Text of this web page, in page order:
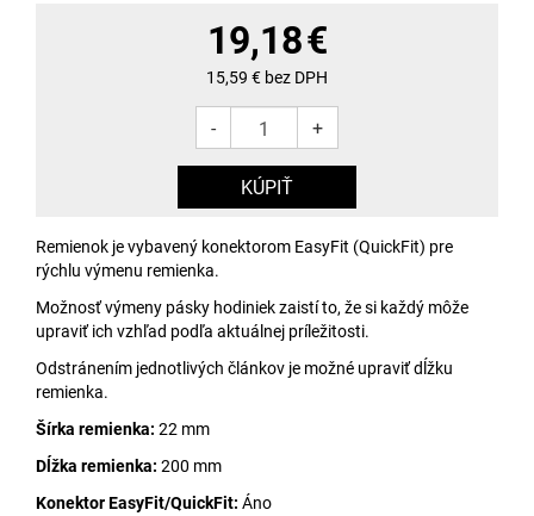
19,18€
15,59 € bez DPH
- +
Remienok je vybavený konektorom EasyFit (QuickFit) pre
rýchlu výmenu remienka.
Možnosť výmeny pásky hodiniek zaistí to, že si každý môže
upraviť ich vzhľad podľa aktuálnej príležitosti.
Odstránením jednotlivých článkov je možné upraviť dĺžku
remienka.
Šírka remienka: 22 mm
Dĺžka remienka: 200 mm
Konektor EasyFit/QuickFit: Áno